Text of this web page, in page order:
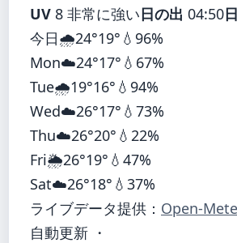
UV 8 非常に強い日の出 04:50
今日🌧️24°19° 💧96%
Mon☁️24°17° 💧67%
Tue🌧️19°16° 💧94%
Wed☁️26°17° 💧73%
Thu☁️26°20° 💧22%
Fri🌦️26°19° 💧47%
Sat☁️26°18° 💧37%
ライブデータ提供： Open-
自動更新 ・